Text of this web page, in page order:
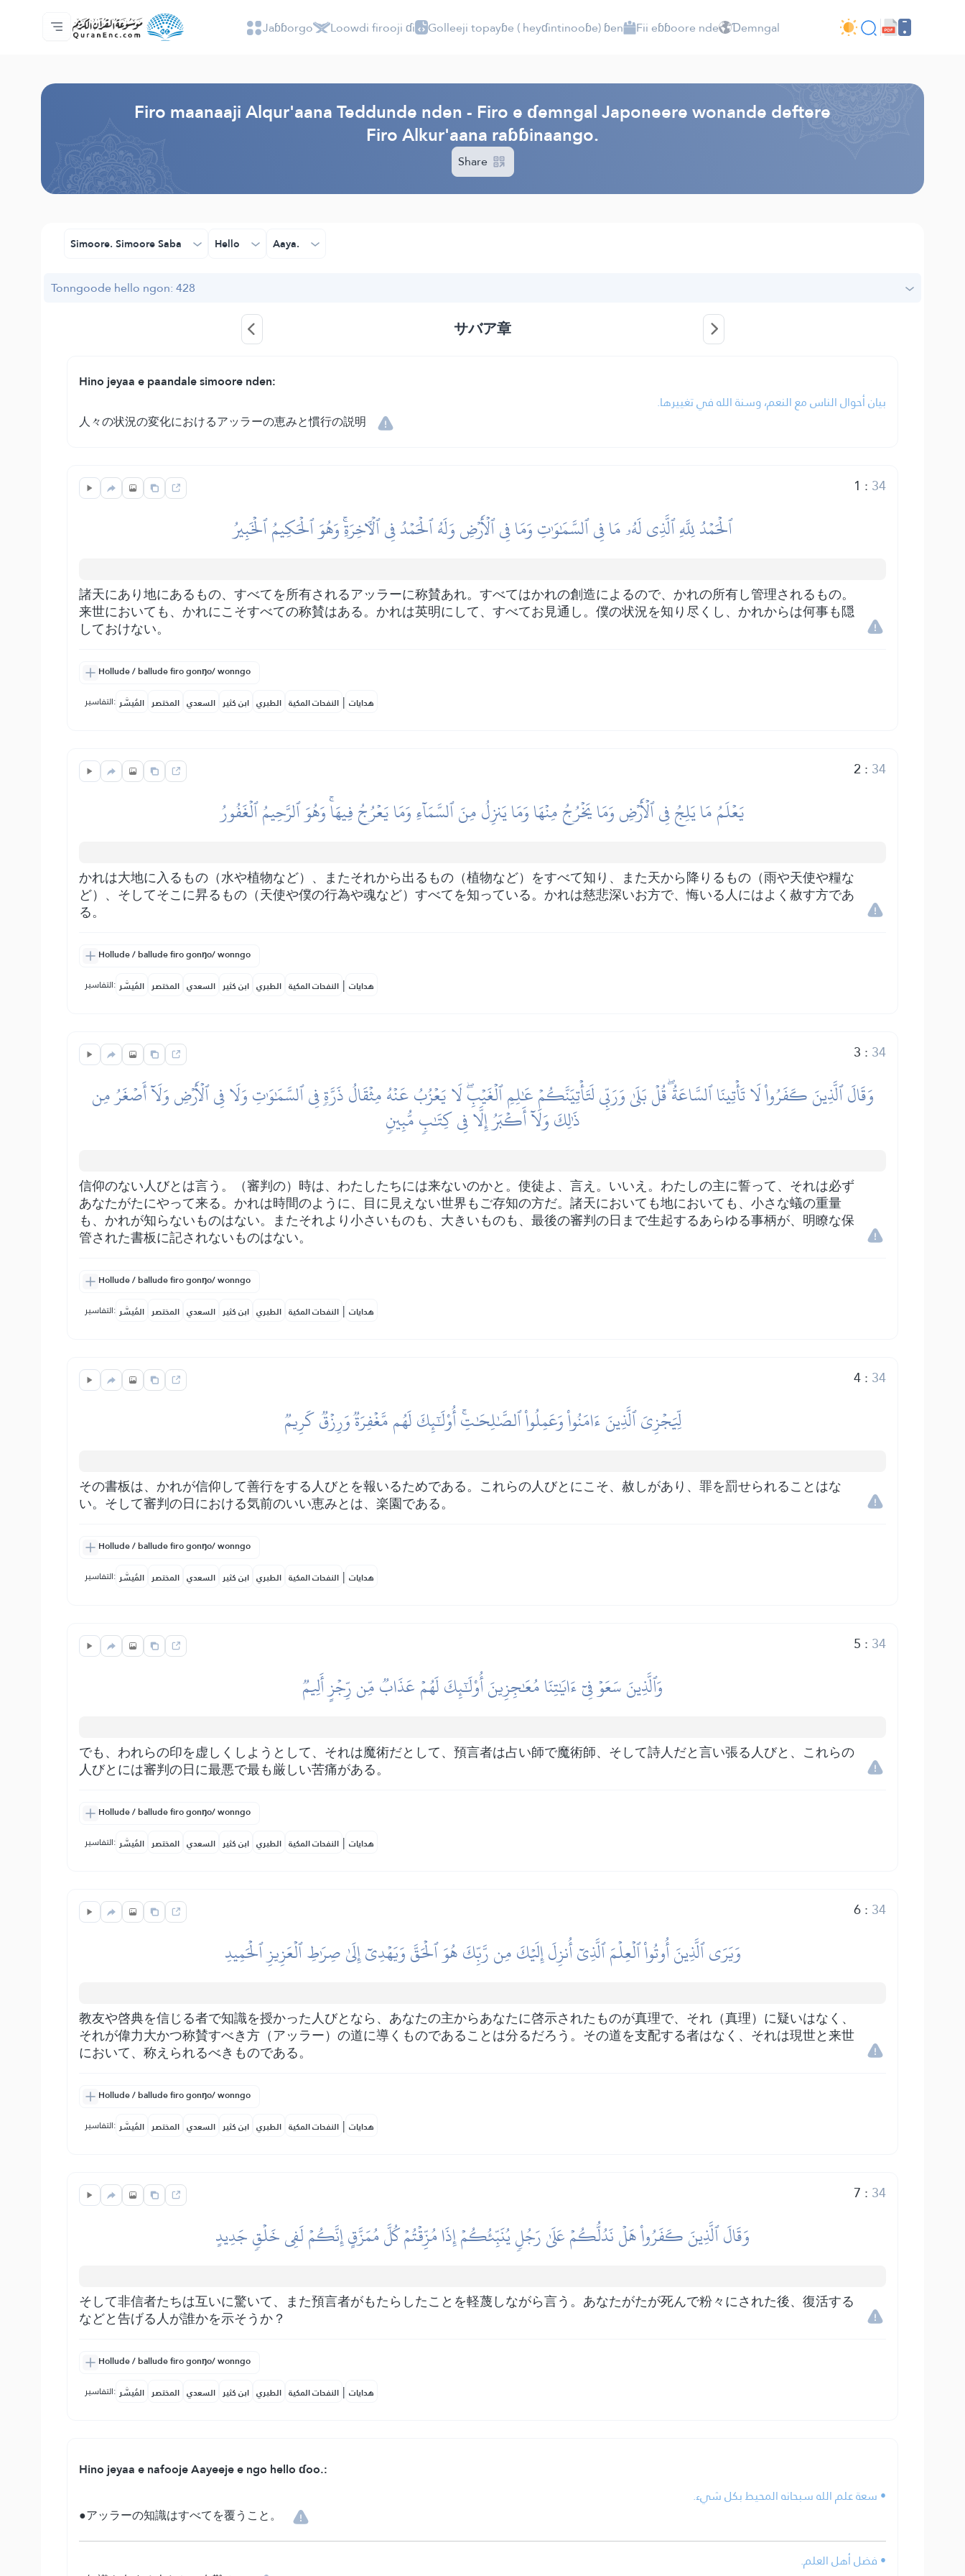
Jaɓɓorgo
Loowdi firooji ɗi
Audio
Golleeji topayɓe ( heyɗintinooɓe) ɓen - API
Fii eɓɓoore nde
Humpo'ndir e amen
Ɗemngal Jaɓɓorgo Loowdi firooji ɗi Golleeji topayɓe ( heyɗintinooɓe) ɓen Fii eɓɓoore nde Ɗemngal
Firo maanaaji Alqur'aana Teddunde nden - Firo e ɗemngal Japoneere wonande deftere
Firo Alkur'aana raɓɓinaango.
Share
Simoore. Simoore Saba Hello Aaya.
Tonngoode hello ngon: 428
サバア章
Hino jeyaa e paandale simoore nden:
بيان أحوال الناس مع النعم، وسنة الله في تغييرها.
人々の状況の変化におけるアッラーの恵みと慣行の説明
1 : 34
ٱلۡحَمۡدُ لِلَّهِ ٱلَّذِي لَهُۥ مَا فِي ٱلسَّمَٰوَٰتِ وَمَا فِي ٱلۡأَرۡضِ وَلَهُ ٱلۡحَمۡدُ فِي ٱلۡأٓخِرَةِۚ وَهُوَ ٱلۡحَكِيمُ ٱلۡخَبِيرُ
諸天にあり地にあるもの、すべてを所有されるアッラーに称賛あれ。すべてはかれの創造によるので、かれの所有し管理されるもの。
来世においても、かれにこそすべての称賛はある。かれは英明にして、すべてお見通し。僕の状況を知り尽くし、かれからは何事も隠
しておけない。
Hollude / ballude firo gonŋo/ wonngo
التفاسير: المُيسَّر المختصر السعدي ابن كثير الطبري النفحات المكية | هدايات
2 : 34
يَعۡلَمُ مَا يَلِجُ فِي ٱلۡأَرۡضِ وَمَا يَخۡرُجُ مِنۡهَا وَمَا يَنزِلُ مِنَ ٱلسَّمَآءِ وَمَا يَعۡرُجُ فِيهَاۚ وَهُوَ ٱلرَّحِيمُ ٱلۡغَفُورُ
かれは大地に入るもの（水や植物など）、またそれから出るもの（植物など）をすべて知り、また天から降りるもの（雨や天使や糧な
ど）、そしてそこに昇るもの（天使や僕の行為や魂など）すべてを知っている。かれは慈悲深いお方で、悔いる人にはよく赦す方であ
る。
Hollude / ballude firo gonŋo/ wonngo
التفاسير: المُيسَّر المختصر السعدي ابن كثير الطبري النفحات المكية | هدايات
3 : 34
وَقَالَ ٱلَّذِينَ كَفَرُواْ لَا تَأۡتِينَا ٱلسَّاعَةُۖ قُلۡ بَلَىٰ وَرَبِّي لَتَأۡتِيَنَّكُمۡ عَٰلِمِ ٱلۡغَيۡبِۖ لَا يَعۡزُبُ عَنۡهُ مِثۡقَالُ ذَرَّةٖ فِي ٱلسَّمَٰوَٰتِ وَلَا فِي ٱلۡأَرۡضِ وَلَآ أَصۡغَرُ مِن
ذَٰلِكَ وَلَآ أَكۡبَرُ إِلَّا فِي كِتَٰبٖ مُّبِينٖ
信仰のない人びとは言う。（審判の）時は、わたしたちには来ないのかと。使徒よ、言え。いいえ。わたしの主に誓って、それは必ず
あなたがたにやって来る。かれは時間のように、目に見えない世界もご存知の方だ。諸天においても地においても、小さな蟻の重量
も、かれが知らないものはない。またそれより小さいものも、大きいものも、最後の審判の日まで生起するあらゆる事柄が、明瞭な保
管された書板に記されないものはない。
Hollude / ballude firo gonŋo/ wonngo
التفاسير: المُيسَّر المختصر السعدي ابن كثير الطبري النفحات المكية | هدايات
4: 34
لِّيَجۡزِيَ ٱلَّذِينَ ءَامَنُواْ وَعَمِلُواْ ٱلصَّٰلِحَٰتِۚ أُوْلَٰٓئِكَ لَهُم مَّغۡفِرَةٞ وَرِزۡقٞ كَرِيمٞ
その書板は、かれが信仰して善行をする人びとを報いるためである。これらの人びとにこそ、赦しがあり、罪を罰せられることはな
い。そして審判の日における気前のいい恵みとは、楽園である。
Hollude / ballude firo gonŋo/ wonngo
التفاسير: المُيسَّر المختصر السعدي ابن كثير الطبري النفحات المكية | هدايات
5 : 34
وَٱلَّذِينَ سَعَوۡ فِيٓ ءَايَٰتِنَا مُعَٰجِزِينَ أُوْلَٰٓئِكَ لَهُمۡ عَذَابٞ مِّن رِّجۡزٍ أَلِيمٞ
でも、われらの印を虚しくしようとして、それは魔術だとして、預言者は占い師で魔術師、そして詩人だと言い張る人びと、これらの
人びとには審判の日に最悪で最も厳しい苦痛がある。
Hollude / ballude firo gonŋo/ wonngo
التفاسير: المُيسَّر المختصر السعدي ابن كثير الطبري النفحات المكية | هدايات
6: 34
وَيَرَى ٱلَّذِينَ أُوتُواْ ٱلۡعِلۡمَ ٱلَّذِيٓ أُنزِلَ إِلَيۡكَ مِن رَّبِّكَ هُوَ ٱلۡحَقَّ وَيَهۡدِيٓ إِلَىٰ صِرَٰطِ ٱلۡعَزِيزِ ٱلۡحَمِيدِ
教友や啓典を信じる者で知識を授かった人びとなら、あなたの主からあなたに啓示されたものが真理で、それ（真理）に疑いはなく、
それが偉力大かつ称賛すべき方（アッラー）の道に導くものであることは分るだろう。その道を支配する者はなく、それは現世と来世
において、称えられるべきものである。
Hollude / ballude firo gonŋo/ wonngo
التفاسير: المُيسَّر المختصر السعدي ابن كثير الطبري النفحات المكية | هدايات
7 : 34
وَقَالَ ٱلَّذِينَ كَفَرُواْ هَلۡ نَدُلُّكُمۡ عَلَىٰ رَجُلٖ يُنَبِّئُكُمۡ إِذَا مُزِّقۡتُمۡ كُلَّ مُمَزَّقٍ إِنَّكُمۡ لَفِي خَلۡقٖ جَدِيدٍ
そして非信者たちは互いに驚いて、また預言者がもたらしたことを軽蔑しながら言う。あなたがたが死んで粉々にされた後、復活する
などと告げる人が誰かを示そうか？
Hollude / ballude firo gonŋo/ wonngo
التفاسير: المُيسَّر المختصر السعدي ابن كثير الطبري النفحات المكية | هدايات
Hino jeyaa e nafooje Aayeeje e ngo hello ɗoo.:
• سعة علم الله سبحانه المحيط بكل شيء.
●アッラーの知識はすべてを覆うこと。
• فضل أهل العلم.